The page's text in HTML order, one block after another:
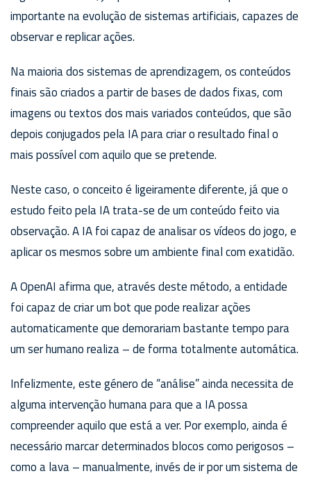
importante na evolução de sistemas artificiais, capazes de
observar e replicar ações.
Na maioria dos sistemas de aprendizagem, os conteúdos
finais são criados a partir de bases de dados fixas, com
imagens ou textos dos mais variados conteúdos, que são
depois conjugados pela IA para criar o resultado final o
mais possível com aquilo que se pretende.
Neste caso, o conceito é ligeiramente diferente, já que o
estudo feito pela IA trata-se de um conteúdo feito via
observação. A IA foi capaz de analisar os vídeos do jogo, e
aplicar os mesmos sobre um ambiente final com exatidão.
A OpenAI afirma que, através deste método, a entidade
foi capaz de criar um bot que pode realizar ações
automaticamente que demorariam bastante tempo para
um ser humano realiza – de forma totalmente automática.
Infelizmente, este género de “análise” ainda necessita de
alguma intervenção humana para que a IA possa
compreender aquilo que está a ver. Por exemplo, ainda é
necessário marcar determinados blocos como perigosos –
como a lava – manualmente, invés de ir por um sistema de